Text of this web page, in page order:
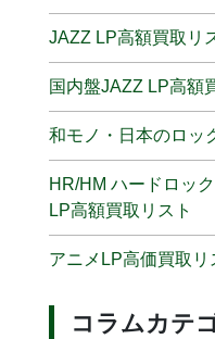
JAZZ LP高額買取リ
国内盤JAZZ LP高額
和モノ・日本のロッ
HR/HM ハードロッ
LP高額買取リスト
アニメLP高価買取リ
コラムカテ